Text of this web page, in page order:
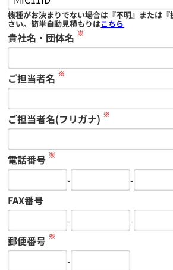
機種がお決まりでない場合は『不明』または
さい。簡単自動見積もりはこちら
貴社名・団体名 ※
ご担当者名 ※
ご担当者名(フリガナ) ※
電話番号 ※
-
-
FAX番号
-
-
郵便番号 ※
-